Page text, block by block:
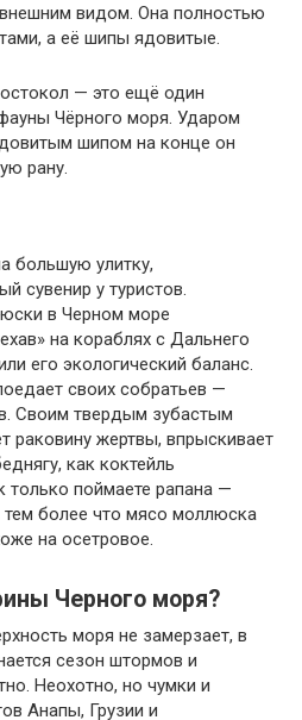
видом. Она полностью
а её шипы ядовитые.
— это ещё один
Чёрного моря. Ударом
шипом на конце он
рану.
большую улитку,
сувенир у туристов.
в Черном море
на кораблях с Дальнего
его экологический баланс.
своих собратьев —
Своим твердым зубастым
раковину жертвы, впрыскивает
как коктейль
только поймаете рапана —
тем более что мясо моллюска
на осетровое.
Черного моря?
моря не замерзает, в
сезон штормов и
Неохотно, но чумки и
Анапы, Грузии и